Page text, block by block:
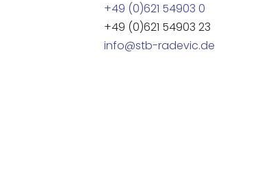
+49 (0)621 54903 0
+49 (0)621 54903 23
info@stb-radevic.de